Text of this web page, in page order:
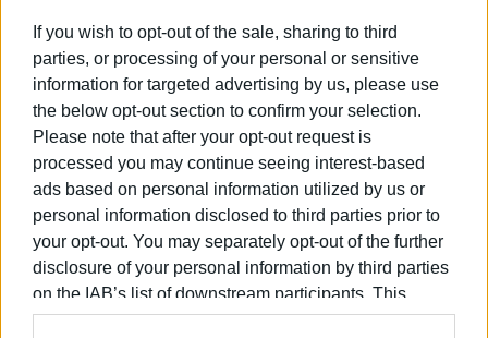
If you wish to opt-out of the sale, sharing to third
parties, or processing of your personal or sensitive
information for targeted advertising by us, please use
the below opt-out section to confirm your selection.
Please note that after your opt-out request is
processed you may continue seeing interest-based
ads based on personal information utilized by us or
personal information disclosed to third parties prior to
your opt-out. You may separately opt-out of the further
disclosure of your personal information by third parties
on the IAB’s list of downstream participants. This
information may also be disclosed by us to third parties
Για να λειτουργήσουν όλες αυτές οι ομάδες θα πρέπει να
συμμετοχή των εκπαιδευτικών. Έτσι λοιπόν, σας καλούμε
φορά, να προσφέρετε τις ιδέες σας, τη δημιουργικότητά
χρόνο σας, προκειμένου να εμπλουτίσουμε τις ομάδες
αγκαλιάσουν όσο το δυνατόν, περισσότερους
Εμφανίσεις: 68
Ακολουθήστε το enimerosi στοFacebook